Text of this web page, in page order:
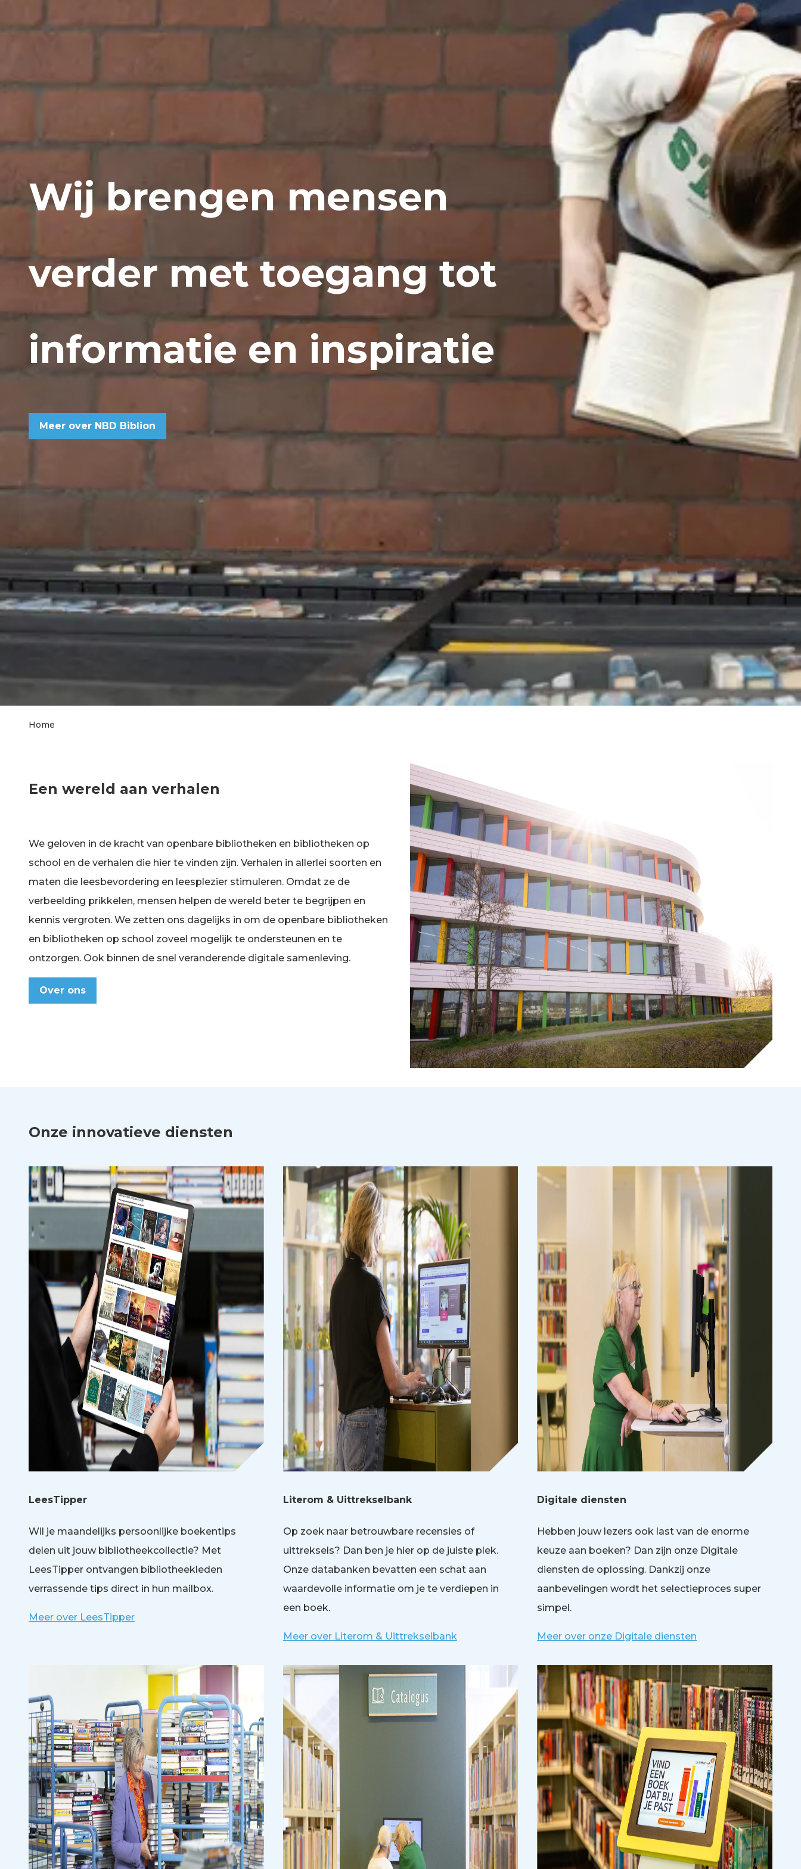
Wij brengen mensen
verder met toegang tot
informatie en inspiratie
Meer over NBD Biblion
Home
Een wereld aan verhalen
We geloven in de kracht van openbare bibliotheken en bibliotheken op
school en de verhalen die hier te vinden zijn. Verhalen in allerlei soorten en
maten die leesbevordering en leesplezier stimuleren. Omdat ze de
verbeelding prikkelen, mensen helpen de wereld beter te begrijpen en
kennis vergroten. We zetten ons dagelijks in om de openbare bibliotheken
en bibliotheken op school zoveel mogelijk te ondersteunen en te
ontzorgen. Ook binnen de snel veranderende digitale samenleving.
Over ons
Onze innovatieve diensten
LeesTipper
Wil je maandelijks persoonlijke boekentips
delen uit jouw bibliotheekcollectie? Met
LeesTipper ontvangen bibliotheekleden
verrassende tips direct in hun mailbox.
Meer over LeesTipper
Literom & Uittrekselbank
Op zoek naar betrouwbare recensies of
uittreksels? Dan ben je hier op de juiste plek.
Onze databanken bevatten een schat aan
waardevolle informatie om je te verdiepen in
een boek.
Meer over Literom & Uittrekselbank
Digitale diensten
Hebben jouw lezers ook last van de enorme
keuze aan boeken? Dan zijn onze Digitale
diensten de oplossing. Dankzij onze
aanbevelingen wordt het selectieproces super
simpel.
Meer over onze Digitale diensten